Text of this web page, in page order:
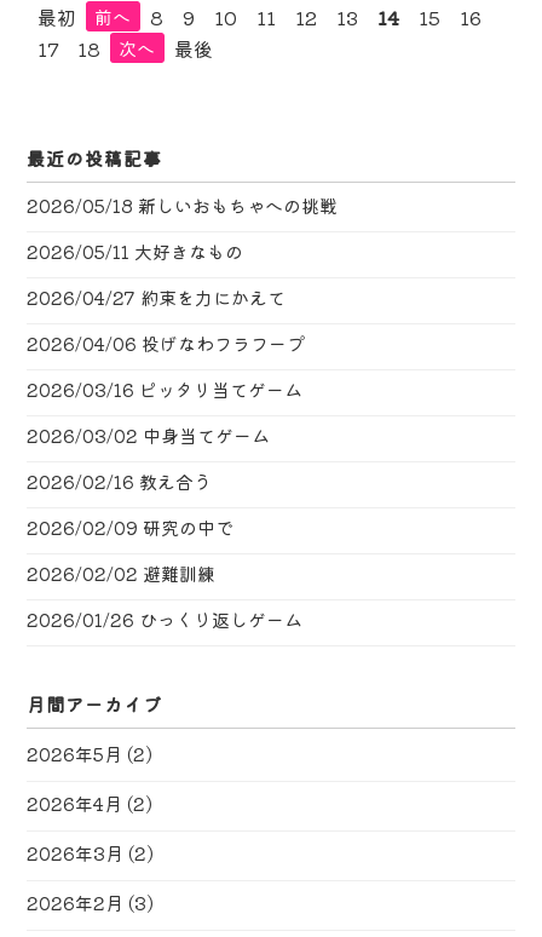
最初 前へ 8 9 10 11 12 13 14 15
16
17
18 次へ 最後
最近の投稿記事
2026/05/18 新しいおもちゃへの挑戦
2026/05/11 大好きなもの
2026/04/27 約束を力にかえて
2026/04/06 投げなわフラフープ
2026/03/16 ピッタリ当てゲーム
2026/03/02 中身当てゲーム
2026/02/16 教え合う
2026/02/09 研究の中で
2026/02/02 避難訓練
2026/01/26 ひっくり返しゲーム
月間アーカイブ
2026年5月 (2)
2026年4月 (2)
2026年3月 (2)
2026年2月 (3)